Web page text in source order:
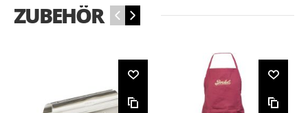
ZUBEHÖR ‹ ›